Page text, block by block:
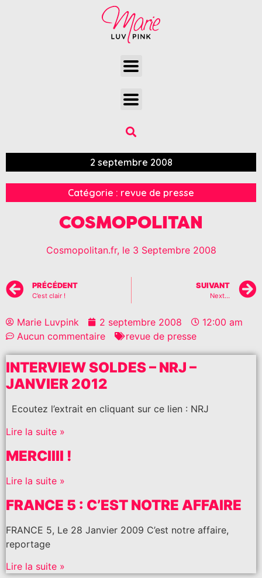
2 septembre 2008
Catégorie : revue de presse
COSMOPOLITAN
Cosmopolitan.fr, le 3 Septembre 2008
PRÉCÉDENT
C’est clair !
SUIVANT
Next…
Marie Luvpink 2 septembre 2008
12:00 am
Aucun commentaire
revue de presse
INTERVIEW SOLDES – NRJ –
JANVIER 2012
Ecoutez l’extrait en cliquant sur ce lien : NRJ
Lire la suite »
MERCIIII !
Lire la suite »
FRANCE 5 : C’EST NOTRE AFFAIRE
FRANCE 5, Le 28 Janvier 2009 C’est notre affaire,
reportage
Lire la suite »